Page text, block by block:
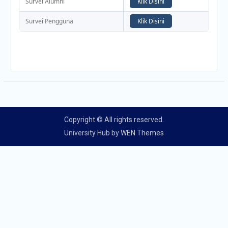
Survei Pengguna Klik Disini
Copyright © All rights reserved.
University Hub byWEN Themes